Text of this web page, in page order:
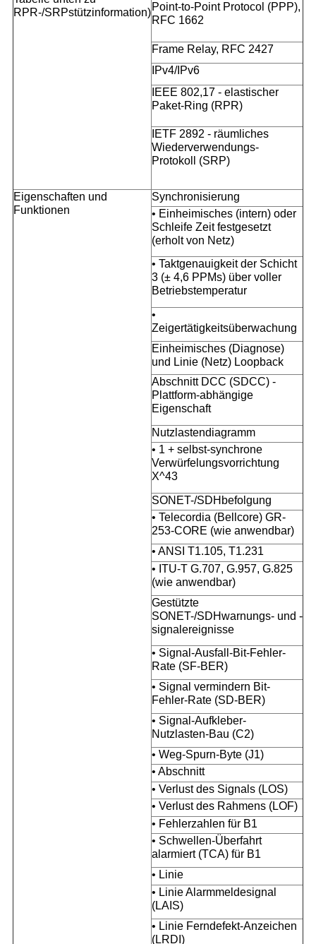
RPR-/SRPstützinformation)Point-to-Point Protocol (PPP),
RFC 1662
Frame Relay, RFC 2427
IPv4/IPv6
IEEE 802,17 - elastischer
Paket-Ring (RPR)
IETF 2892 - räumliches
Wiederverwendungs-
Protokoll (SRP)
Eigenschaften und
Funktionen
Synchronisierung
• Einheimisches (intern) oder
Schleife Zeit festgesetzt
(erholt von Netz)
• Taktgenauigkeit der Schicht
3 (± 4,6 PPMs) über voller
Betriebstemperatur
•
Zeigertätigkeitsüberwachung
Einheimisches (Diagnose)
und Linie (Netz) Loopback
Abschnitt DCC (SDCC) -
Plattform-abhängige
Eigenschaft
Nutzlastendiagramm
• 1 + selbst-synchrone
Verwürfelungsvorrichtung
X^43
SONET-/SDHbefolgung
• Telecordia (Bellcore) GR-
253-CORE (wie anwendbar)
• ANSI T1.105, T1.231
• ITU-T G.707, G.957, G.825
(wie anwendbar)
Gestützte
SONET-/SDHwarnungs- und -
signalereignisse
• Signal-Ausfall-Bit-Fehler-
Rate (SF-BER)
• Signal vermindern Bit-
Fehler-Rate (SD-BER)
• Signal-Aufkleber-
Nutzlasten-Bau (C2)
• Weg-Spurn-Byte (J1)
• Abschnitt
• Verlust des Signals (LOS)
• Verlust des Rahmens (LOF)
• Fehlerzahlen für B1
• Schwellen-Überfahrt
alarmiert (TCA) für B1
• Linie
• Linie Alarmmeldesignal
(LAIS)
• Linie Ferndefekt-Anzeichen
(LRDI)